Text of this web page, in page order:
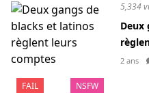
FAIL NSFW
5,334
Deux
2 ans